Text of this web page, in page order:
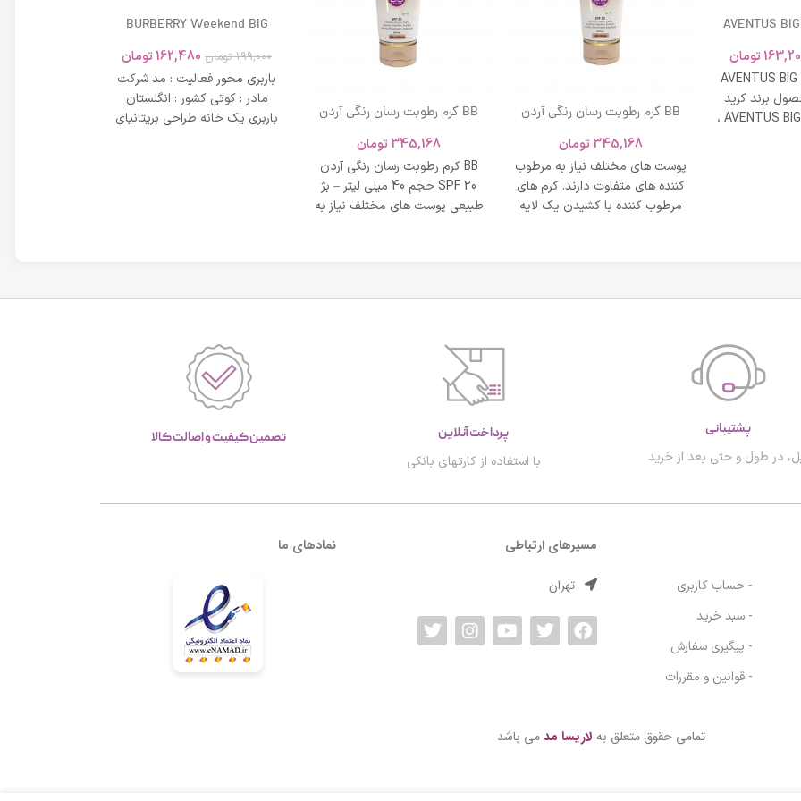
AVENTUS
تومان
AVENTUS
برند کرید
ادکلن AVENTUS BIG MODERN ،
BB کرم رطوبت رسان رنگی آردن
روشن
345,168تومان
پوست های مختلف نیاز به مرطوب
کننده های متفاوت دارند. کرم های
مرطوب کننده با کشیدن یک لایه
BB کرم رطوبت رسان رنگی آردن
طبیعی
345,168تومان
BB کرم رطوبت رسان رنگی آردن
SPF 20 حجم 40 میلی لیتر – بژ
طبیعی پوست های مختلف نیاز به
BURBERRY Weekend BIG
199,000 تومان 162,480تومان
باربری محور فعالیت : مد شرکت
مادر : کوتی کشور : انگلستان
باربری یک خانه طراحی بریتانیای
پشتیبانی
در طول و حتی بعد از خرید
پرداخت آنلاین
با استفاده از کارتهای بانکی
تصمین کیفیت و اصالت کالا
- حساب کاربری
- سبد خرید
- پیگیری سفارش
- قوانین و مقررات
مسیرهای ارتباطی
تهران
نمادهای ما
تمامی حقوق متعلق به لاریسا مدمی باشد